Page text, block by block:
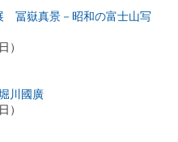
冨嶽真景－昭和の富士山写
）
川國廣
）